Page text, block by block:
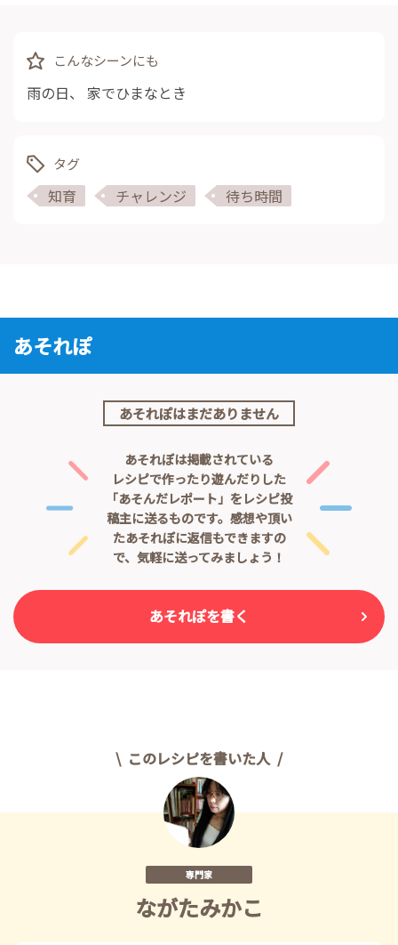
こんなシーンにも
雨の日、 家でひまなとき
タグ
知育 チャレンジ 待ち時間
あそれぽ
あそれぽはまだありません
あそれぽは掲載されている
レシピで作ったり遊んだりした
「あそんだレポート」をレシピ投
稿主に送るものです。 感想や頂い
たあそれぽに返信もできますの
で、気軽に送ってみましょう！
あそれぽを書く
このレシピを書いた人
専門家
ながたみかこ